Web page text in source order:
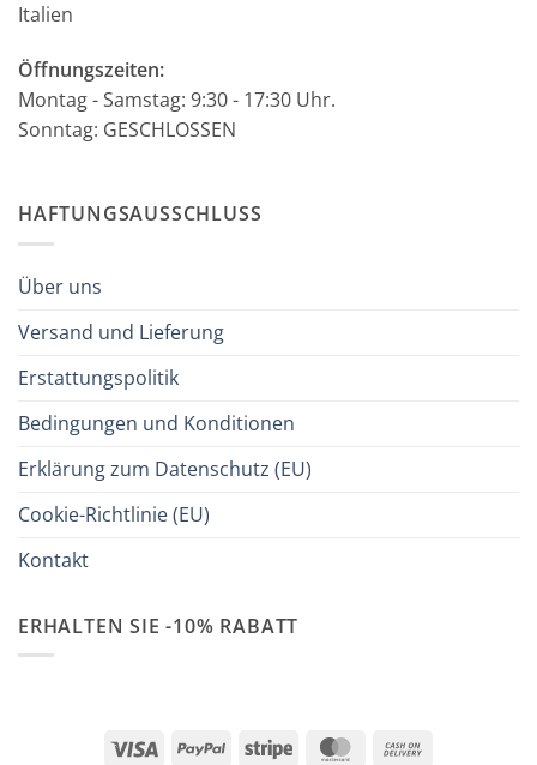
Italien
Öffnungszeiten:
Montag - Samstag: 9:30 - 17:30 Uhr.
Sonntag: GESCHLOSSEN
HAFTUNGSAUSSCHLUSS
Über uns
Versand und Lieferung
Erstattungspolitik
Bedingungen und Konditionen
Erklärung zum Datenschutz (EU)
Cookie-Richtlinie (EU)
Kontakt
ERHALTEN SIE -10% RABATT
Visa PayPal Stripe MasterCard